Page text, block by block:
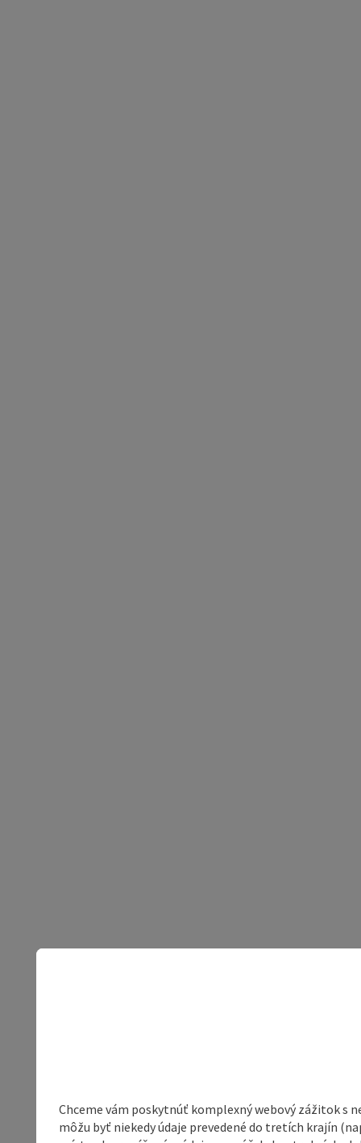
Chceme vám poskytnúť komplexný webový zážitok s
môžu byť niekedy údaje prevedené do tretích krajín